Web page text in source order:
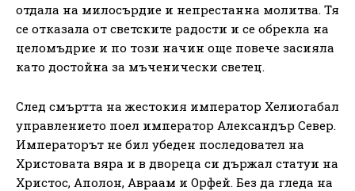
отдала на милосърдие и непрестанна молитва. Тя
се отказала от светските радости и се обрекла на
целомъдрие и по този начин още повече засияла
като достойна за мъченически светец.
След смъртта на жестокия император Хелиогабал
управлението поел император Александър Север.
Императорът не бил убеден последовател на
Христовата вяра и в двореца си държал статуи на
Христос, Аполон, Авраам и Орфей. Без да гледа на